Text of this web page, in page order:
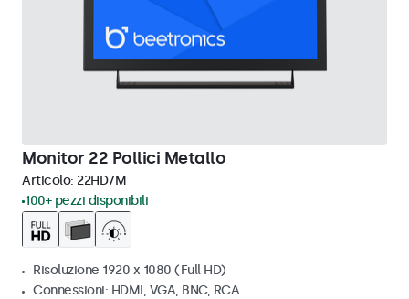
Monitor 22 Pollici Metallo
Articolo: 22HD7M
100+ pezzi disponibili
Risoluzione 1920 x 1080 (Full HD)
Connessioni: HDMI, VGA, BNC, RCA